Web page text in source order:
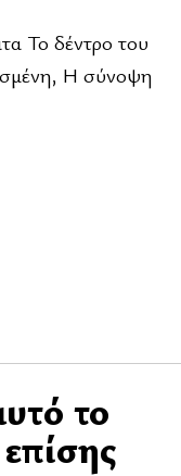
Το δέντρο του
Η σύνοψη
το